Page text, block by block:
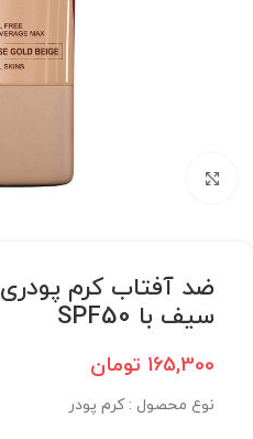
برای بزرگنمایی کلیک کنید
ضد آفتاب کرم
سیف با SPF50
165,300 تومان
نوع محصول : کرم پودر